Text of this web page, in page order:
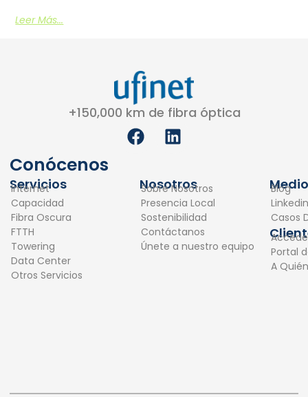
Leer Más...
+150,000 km de fibra óptica
F
a
e
b
o
o
k
L
i
k
e
d
i
n
Conócenos
Servicios
Internet
Capacidad
Fibra Oscura
FTTH
Towering
Data Center
Otros Servicios
Nosotros
Sobre Nosotros
Presencia Local
Sostenibilidad
Contáctanos
Únete a nuestro equipo
Blog
Linkedin
Casos
Portal
A